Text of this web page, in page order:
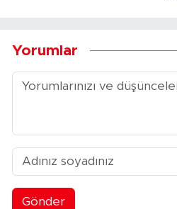
Yorumlar
Gönder